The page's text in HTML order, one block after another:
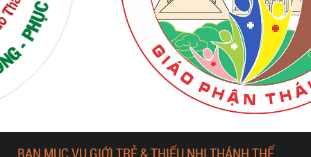
BAN MỤC VỤ GIỚI TRẺ & THIẾU NHI THÁNH THỂ